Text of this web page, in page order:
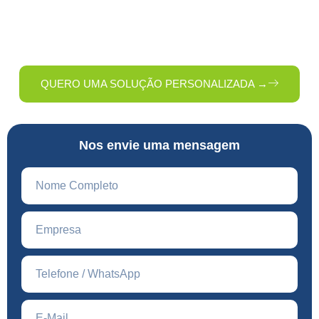
QUERO UMA SOLUÇÃO PERSONALIZADA →
Nos envie uma mensagem